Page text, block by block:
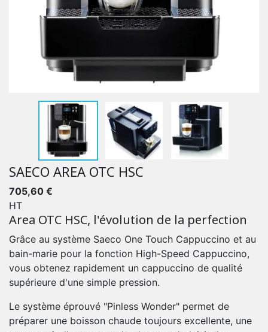
SAECO AREA OTC HSC
705,60 €
HT
Area OTC HSC, l'évolution de la perfection
Grâce au système Saeco One Touch Cappuccino et au
bain-marie pour la fonction High-Speed Cappuccino,
vous obtenez rapidement un cappuccino de qualité
supérieure d'une simple pression.
Le système éprouvé "Pinless Wonder" permet de
préparer une boisson chaude toujours excellente, une